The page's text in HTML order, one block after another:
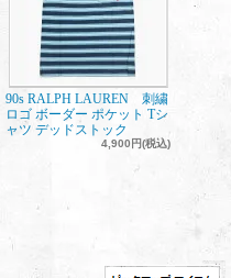
90s RALPH LAUREN 刺繍
ロゴ ボーダー ポケット Tシ
ャツ デッドストック
4,900円(税込)